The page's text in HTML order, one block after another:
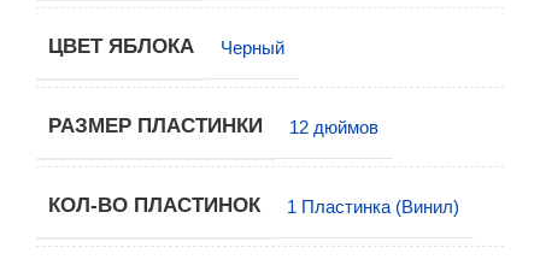
ЦВЕТ ЯБЛОКА Черный
РАЗМЕР ПЛАСТИНКИ 12 дюймов
КОЛ-ВО ПЛАСТИНОК 1 Пластинка (Винил)